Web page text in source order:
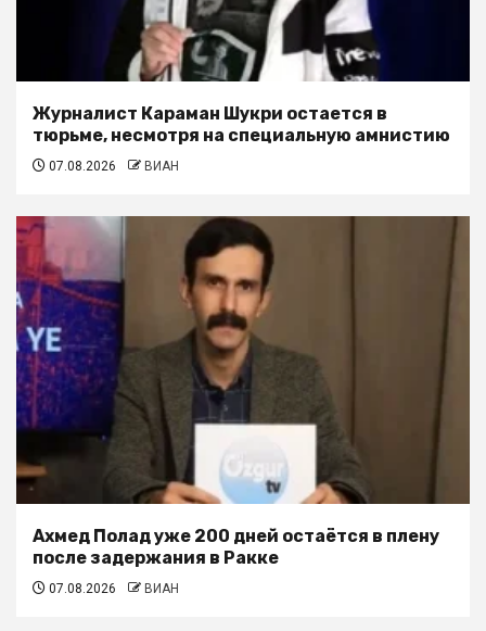
Журналист Караман Шукри остается в
тюрьме, несмотря на специальную амнистию
07.08.2026 ВИАН
Ахмед Полад уже 200 дней остаётся в плену
после задержания в Ракке
07.08.2026 ВИАН